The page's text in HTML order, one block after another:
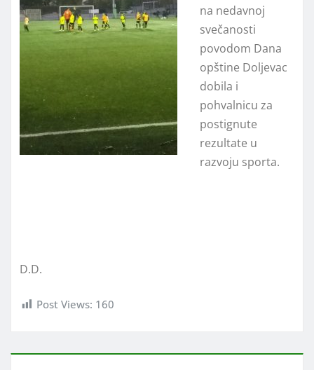
na nedavnoj
svečanosti
povodom Dana
opštine Doljevac
dobila i
pohvalnicu za
postignute
rezultate u
razvoju sporta.
D.D.
Post Views: 160